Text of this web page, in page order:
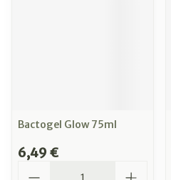
Bactogel Glow 75ml
6,49 €